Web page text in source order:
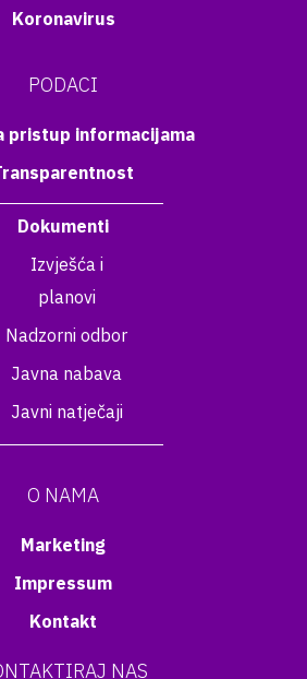
Koronavirus
PODACI
pristup informacijama
Dokumenti
Izvješća i
planovi
Nadzorni odbor
Javna nabava
Javni natječaji
O NAMA
Marketing
Impressum
Kontakt
NAS